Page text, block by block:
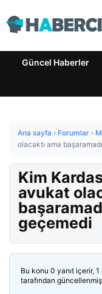
Güncel Haberler
Ana sayfa › Forumlar ›
olacaktı ama
Kim
avukat
geçemedi
Bu konu 0 yanıt içerir,
tarafından